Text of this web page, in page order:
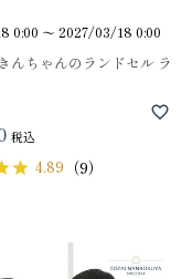
0:00 〜 2027/03/18 0:00
んちゃんのランドセル ラ
税込
4.89 （9）